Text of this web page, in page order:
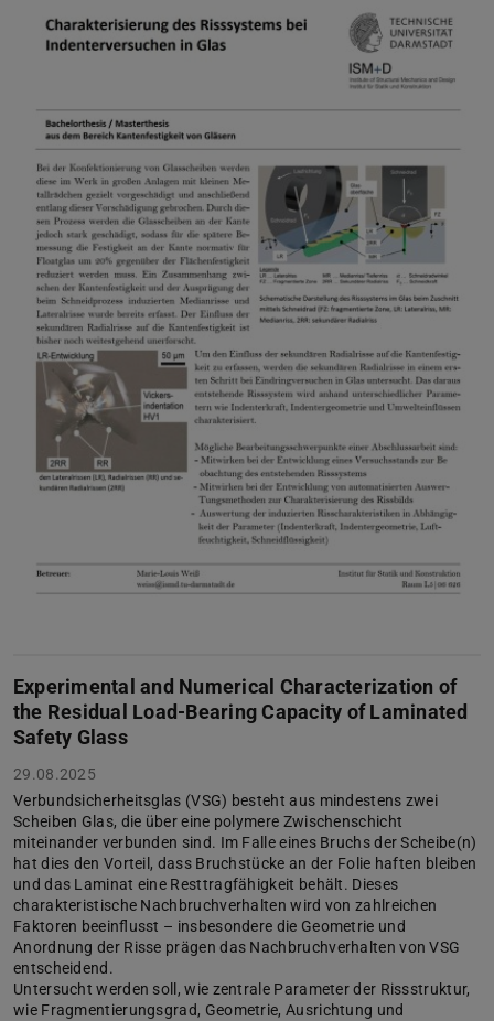
Experimental and Numerical Characterization of
the Residual Load-Bearing Capacity of Laminated
Safety Glass
29.08.2025
Verbundsicherheitsglas (VSG) besteht aus mindestens zwei
Scheiben Glas, die über eine polymere Zwischenschicht
miteinander verbunden sind. Im Falle eines Bruchs der Scheibe(n)
hat dies den Vorteil, dass Bruchstücke an der Folie haften bleiben
und das Laminat eine Resttragfähigkeit behält. Dieses
charakteristische Nachbruchverhalten wird von zahlreichen
Faktoren beeinflusst – insbesondere die Geometrie und
Anordnung der Risse prägen das Nachbruchverhalten von VSG
entscheidend.
Untersucht werden soll, wie zentrale Parameter der Rissstruktur,
wie Fragmentierungsgrad, Geometrie, Ausrichtung und